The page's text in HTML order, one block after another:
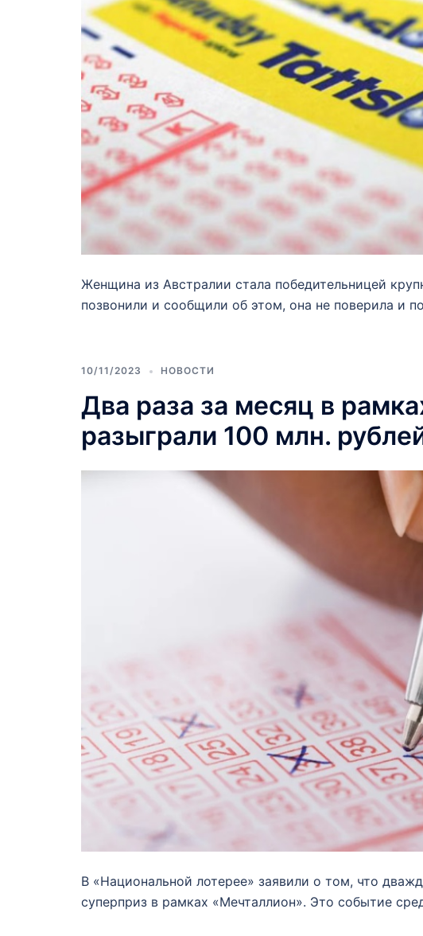
Женщина из Австралии стала победительницей
позвонили и сообщили об этом, она не поверила и
10/11/2023 НОВОСТИ
Два раза за месяц в
разыграли 100 млн.
В «Национальной лотерее» заявили о том, что
суперприз в рамках «Мечталлион». Это событие